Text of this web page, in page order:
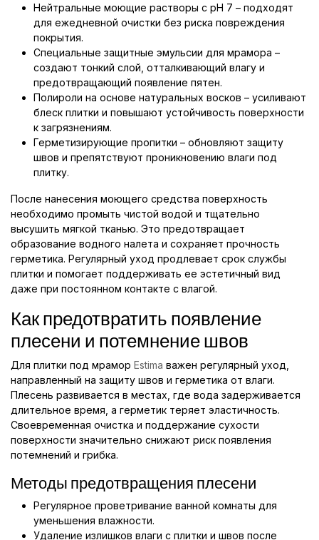
Нейтральные моющие растворы с pH 7 – подходят
для ежедневной очистки без риска повреждения
покрытия.
Специальные защитные эмульсии для мрамора –
создают тонкий слой, отталкивающий влагу и
предотвращающий появление пятен.
Полироли на основе натуральных восков – усиливают
блеск плитки и повышают устойчивость поверхности
к загрязнениям.
Герметизирующие пропитки – обновляют защиту
швов и препятствуют проникновению влаги под
плитку.
После нанесения моющего средства поверхность
необходимо промыть чистой водой и тщательно
высушить мягкой тканью. Это предотвращает
образование водного налета и сохраняет прочность
герметика. Регулярный уход продлевает срок службы
плитки и помогает поддерживать ее эстетичный вид
даже при постоянном контакте с влагой.
Как предотвратить появление
плесени и потемнение швов
Для плитки под мрамор Estima важен регулярный уход,
направленный на защиту швов и герметика от влаги.
Плесень развивается в местах, где вода задерживается
длительное время, а герметик теряет эластичность.
Своевременная очистка и поддержание сухости
поверхности значительно снижают риск появления
потемнений и грибка.
Методы предотвращения плесени
Регулярное проветривание ванной комнаты для
уменьшения влажности.
Удаление излишков влаги с плитки и швов после